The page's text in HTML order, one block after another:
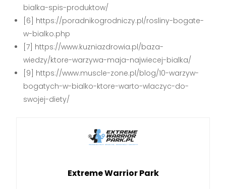
bialka-spis-produktow/
[6] https://poradnikogrodniczy.pl/rosliny-bogate-
w-bialko.php
[7] https://www.kuzniazdrowia.pl/baza-
wiedzy/ktore-warzywa-maja-najwiecej-bialka/
[9] https://www.muscle-zone.pl/blog/10-warzyw-
bogatych-w-bialko-ktore-warto-wlaczyc-do-
swojej-diety/
Extreme Warrior Park